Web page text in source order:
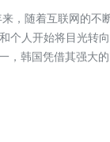
个人开始将目光转
，韩国凭借其强大的